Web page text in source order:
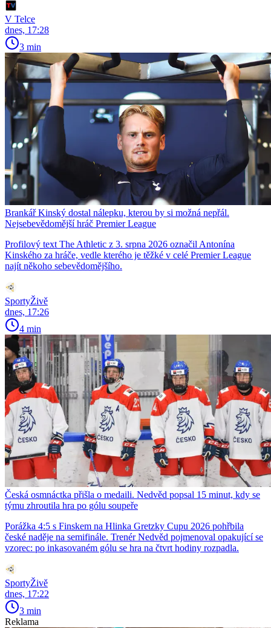
V Telce
dnes, 17:28
3 min
Brankář Kinský dostal nálepku, kterou by si možná nepřál.
Nejsebevědomější hráč Premier League
Profilový text The Athletic z 3. srpna 2026 označil Antonína
Kinského za hráče, vedle kterého je těžké v celé Premier League
najít někoho sebevědomějšího.
SportyŽivě
dnes, 17:26
4 min
Česká osmnáctka přišla o medaili. Nedvěd popsal 15 minut, kdy se
týmu zhroutila hra po gólu soupeře
Porážka 4:5 s Finskem na Hlinka Gretzky Cupu 2026 pohřbila
české naděje na semifinále. Trenér Nedvěd pojmenoval opakující se
vzorec: po inkasovaném gólu se hra na čtvrt hodiny rozpadla.
SportyŽivě
dnes, 17:22
3 min
Reklama